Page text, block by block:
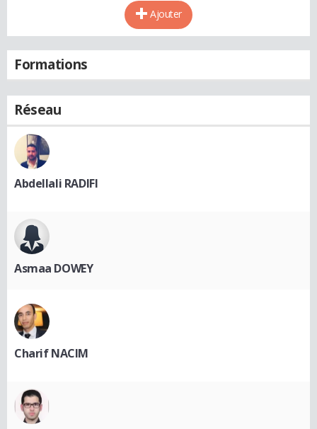
Ajouter
Formations
Réseau
Abdellali RADIFI
Asmaa DOWEY
Charif NACIM